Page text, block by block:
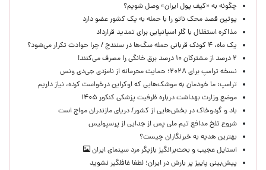
چگونه به «کیف پول ایران» وصل شویم؟
پوتین قصد محک ناتو را با حمله به یک کشور عضو دارد
مذاکره استقلال با گلر اسپانیایی برای تمدید قرارداد
یک ماه، ۴ کودک قربانی حمله سگ‌ها در سنندج / چرا حوادث تکرار می‌شود؟
۲ درصد از مشترکان ۱۰ درصد برق خانگی را مصرف می‌کنند!
نسخه ترامپ برای ۲۰۲۸؛ حمایت محرمانه از نامزدی جی‌دی ونس
ترامپ: ما خودمان به موشک‌هایی که اوکراین درخواست کرده، نیاز داریم
موضع وزارت بهداشت درباره ظرفیت پزشکی کنکور ۱۴۰۵
باد و گردوخاک در بخش‌هایی از کشور/ دریای مازندران مواج است
شروع تلخ مدافع تیم ملی پس از جدایی از پرسپولیس
بهترین هدیه به خبرنگاران چیست؟
استایل عجیب و بحث‌برانگیز بازیگر مرد سینمای ایران
پیش‌بینی پاییز پر بارش در ایران؛ لطفا غافلگیر نشوید